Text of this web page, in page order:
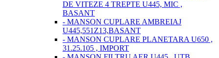
DE VITEZE 4 TREPTE U445, MIC ,
BASANT
- MANSON CUPLARE AMBREIAJ
U445,551Z13,BASANT
- MANSON CUPLARE PLANETARA U650 ,
31.25.105 , IMPORT